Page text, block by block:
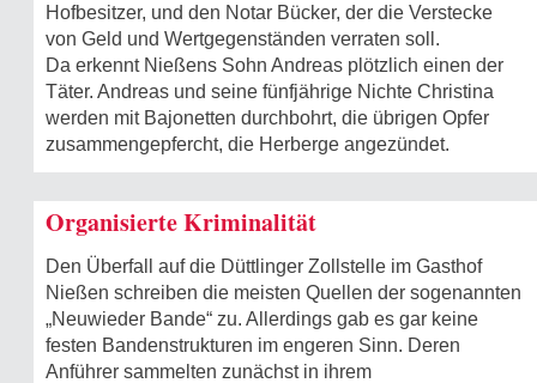
Hofbesitzer, und den Notar Bücker, der die Verstecke
von Geld und Wertgegenständen verraten soll.
Da erkennt Nießens Sohn Andreas plötzlich einen der
Täter. Andreas und seine fünfjährige Nichte Christina
werden mit Bajonetten durchbohrt, die übrigen Opfer
zusammengepfercht, die Herberge angezündet.
Organisierte Kriminalität
Den Überfall auf die Düttlinger Zollstelle im Gasthof
Nießen schreiben die meisten Quellen der sogenannten
„Neuwieder Bande“ zu. Allerdings gab es gar keine
festen Bandenstrukturen im engeren Sinn. Deren
Anführer sammelten zunächst in ihrem